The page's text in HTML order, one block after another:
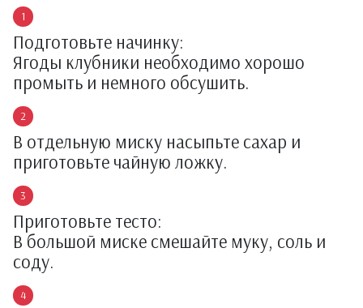
Подготовьте начинку:
Ягоды клубники необходимо хорошо
промыть и немного обсушить.
В отдельную миску насыпьте сахар и
приготовьте чайную ложку.
Приготовьте тесто:
В большой миске смешайте муку, соль и
соду.